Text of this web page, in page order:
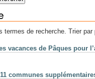
termes de recherche. Trier par
vacances de Pâques pour
communes